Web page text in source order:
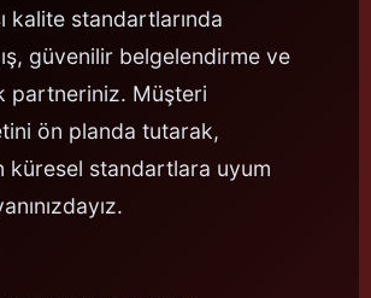
kalite standartlarında
güvenilir belgelendirme ve
partneriniz. Müşteri
ön planda tutarak,
küresel standartlara uyum